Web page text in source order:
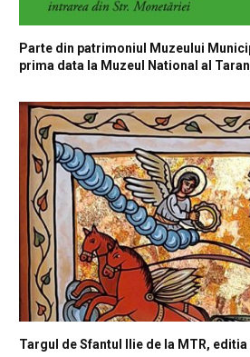
Parte din patrimoniul Muzeului
prima data la Muzeul National al
Targul de Sfantul Ilie de la MTR, editia